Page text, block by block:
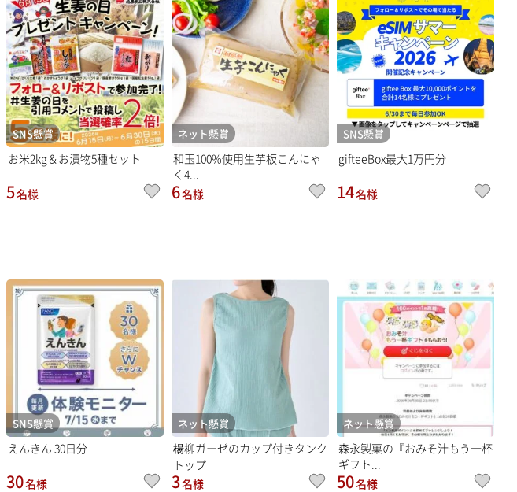
SNS懸賞
お米2kg＆お漬物5種セット
5名様
ネット懸賞
和玉100%使用生芋板こんにゃ
く4...
6名様
SNS懸賞
gifteeBox最大1万円分
14名様
SNS懸賞
えんきん 30日分
30名様
ネット懸賞
楊柳ガーゼのカップ付きタンク
トップ
3名様
ネット懸賞
森永製菓の『おみそ汁もう一杯
ギフト...
50名様